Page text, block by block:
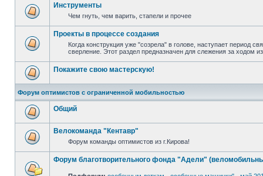
Инструменты
Чем гнуть, чем варить, стапели и прочее
Проекты в процессе создания
Когда конструкция уже "созрела" в голове, наступает период
сверление. Этот раздел предназначен для слежения за ходом
Покажите свою мастерскую!
Форум оптимистов с ограниченной мобильностью
Общий
Велокоманда "Кентавр"
Форум команды оптимистов из г.Кирова!
Форум благотворительного фонда "Адели"